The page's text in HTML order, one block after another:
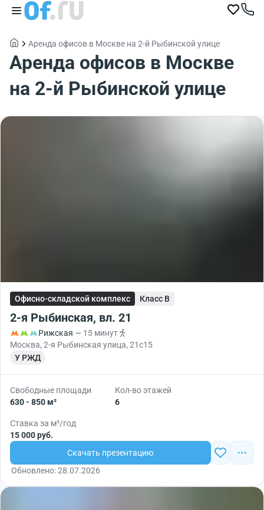
Аренда офисов в Москве на 2-й Рыбинской улице
Аренда офисов в Москве
на 2-й Рыбинской улице
Офисно-складской комплекс Класс B
2-я Рыбинская, вл. 21
Рижская ~ 15 минут
Москва, 2-я Рыбинская улица, 21с15
У РЖД
Свободные площади
630 - 850 м²
Кол-во этажей
6
Ставка за м²/год
15 000 руб.
Скачать презентацию
Обновлено: 28.07.2026